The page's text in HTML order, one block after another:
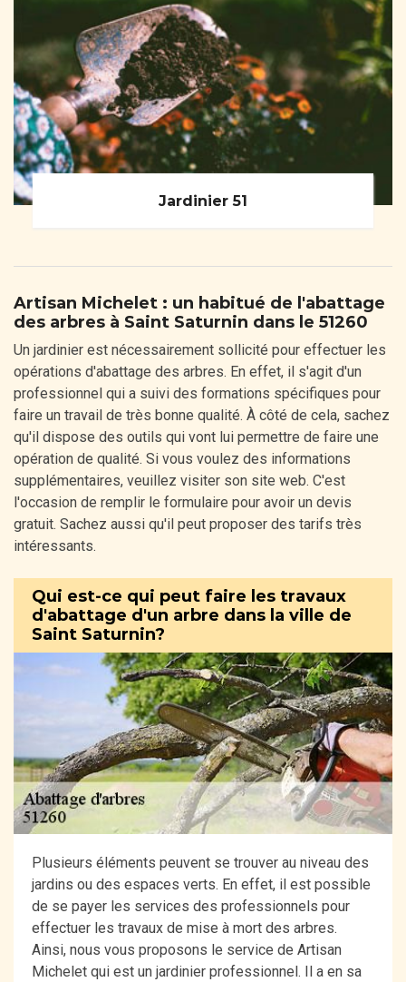
Jardinier 51
Artisan Michelet : un habitué de l'abattage
des arbres à Saint Saturnin dans le 51260
Un jardinier est nécessairement sollicité pour effectuer les
opérations d'abattage des arbres. En effet, il s'agit d'un
professionnel qui a suivi des formations spécifiques pour
faire un travail de très bonne qualité. À côté de cela, sachez
qu'il dispose des outils qui vont lui permettre de faire une
opération de qualité. Si vous voulez des informations
supplémentaires, veuillez visiter son site web. C'est
l'occasion de remplir le formulaire pour avoir un devis
gratuit. Sachez aussi qu'il peut proposer des tarifs très
intéressants.
Qui est-ce qui peut faire les travaux
d'abattage d'un arbre dans la ville de
Saint Saturnin?
Plusieurs éléments peuvent se trouver au niveau des
jardins ou des espaces verts. En effet, il est possible
de se payer les services des professionnels pour
effectuer les travaux de mise à mort des arbres.
Ainsi, nous vous proposons le service de Artisan
Michelet qui est un jardinier professionnel. Il a en sa